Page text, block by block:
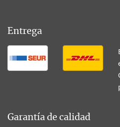
Entrega
Garantía de calidad